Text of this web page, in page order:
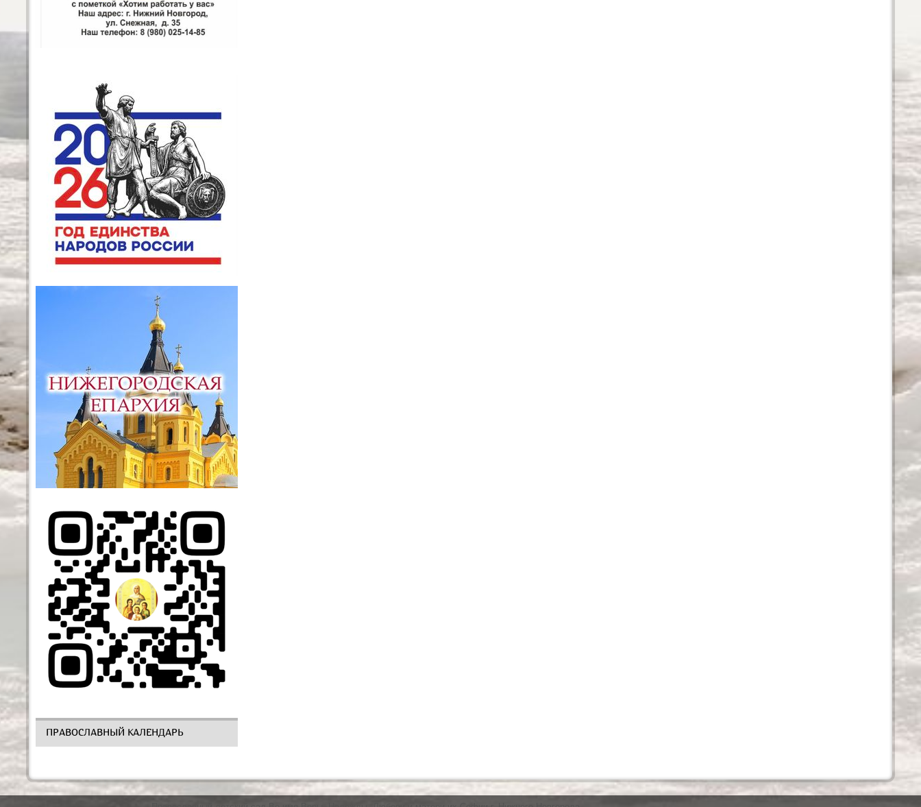
ПРАВОСЛАВНЫЙ КАЛЕНДАРЬ